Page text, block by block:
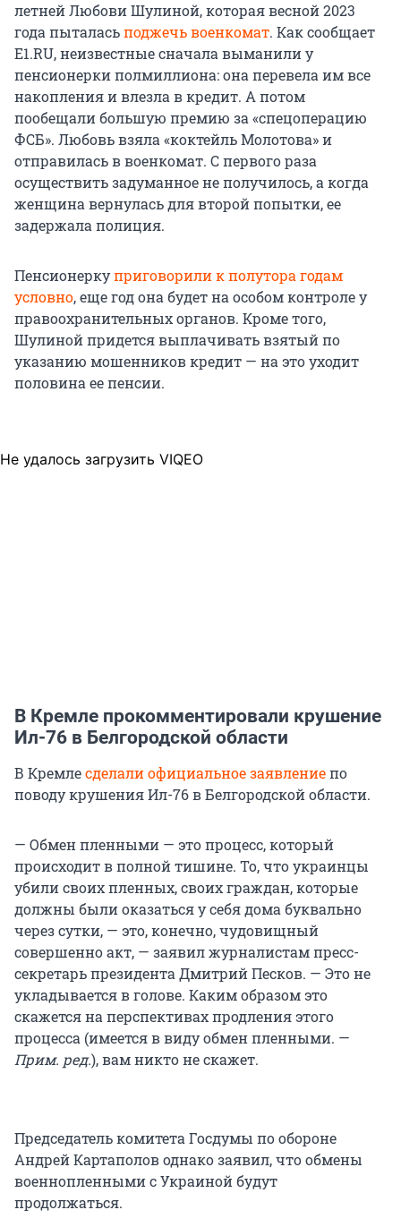
летней Любови Шулиной, которая весной 2023
года пыталасьподжечь военкомат. Как сообщает
E1.RU, неизвестные сначала выманили у
пенсионерки полмиллиона: она перевела им все
накопления и влезла в кредит. А потом
пообещали большую премию за «спецоперацию
ФСБ». Любовь взяла «коктейль Молотова» и
отправилась в военкомат. С первого раза
осуществить задуманное не получилось, а когда
женщина вернулась для второй попытки, ее
задержала полиция.
Пенсионеркуприговорили к полутора годам
условно, еще год она будет на особом контроле у
правоохранительных органов. Кроме того,
Шулиной придется выплачивать взятый по
указанию мошенников кредит — на это уходит
половина ее пенсии.
Не удалось загрузить VIQEO
В Кремле прокомментировали крушение
Ил-76 в Белгородской области
В Кремлесделали официальное заявлениепо
поводу крушения Ил-76 в Белгородской области.
— Обмен пленными — это процесс, который
происходит в полной тишине. То, что украинцы
убили своих пленных, своих граждан, которые
должны были оказаться у себя дома буквально
через сутки, — это, конечно, чудовищный
совершенно акт, — заявил журналистам пресс-
секретарь президента Дмитрий Песков. — Это не
укладывается в голове. Каким образом это
скажется на перспективах продления этого
процесса (имеется в виду обмен пленными. —
Прим. ред.), вам никто не скажет.
Председатель комитета Госдумы по обороне
Андрей Картаполов однако заявил, что обмены
военнопленными с Украиной будут
продолжаться.